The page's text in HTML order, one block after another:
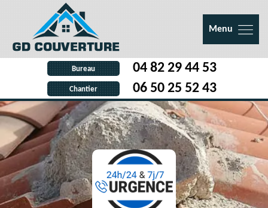
Menu
Bureau 04 82 29 44 53
Chantier 06 50 25 52 43